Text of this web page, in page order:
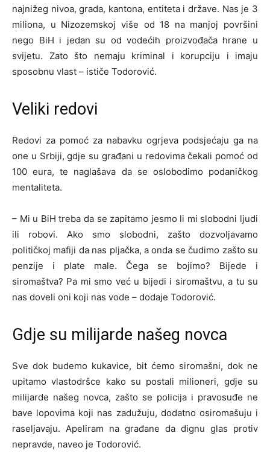
najnižeg nivoa, grada, kantona, entiteta i države. Nas je 3
miliona, u Nizozemskoj više od 18 na manjoj površini
nego BiH i jedan su od vodećih proizvođača hrane u
svijetu. Zato što nemaju kriminal i korupciju i imaju
sposobnu vlast – ističe Todorović.
Veliki redovi
Redovi za pomoć za nabavku ogrjeva podsjećaju ga na
one u Srbiji, gdje su građani u redovima čekali pomoć od
100 eura, te naglašava da se oslobodimo podaničkog
mentaliteta.
– Mi u BiH treba da se zapitamo jesmo li mi slobodni ljudi
ili robovi. Ako smo slobodni, zašto dozvoljavamo
političkoj mafiji da nas pljačka, a onda se čudimo zašto su
penzije i plate male. Čega se bojimo? Bijede i
siromaštva? Pa mi smo već u bijedi i siromaštvu, a tu su
nas doveli oni koji nas vode – dodaje Todorović.
Gdje su milijarde našeg novca
Sve dok budemo kukavice, bit ćemo siromašni, dok ne
upitamo vlastodršce kako su postali milioneri, gdje su
milijarde našeg novca, zašto se policija i pravosuđe ne
bave lopovima koji nas zadužuju, dodatno osiromašuju i
raseljavaju. Apeliram na građane da dignu glas protiv
nepravde, naveo je Todorović.